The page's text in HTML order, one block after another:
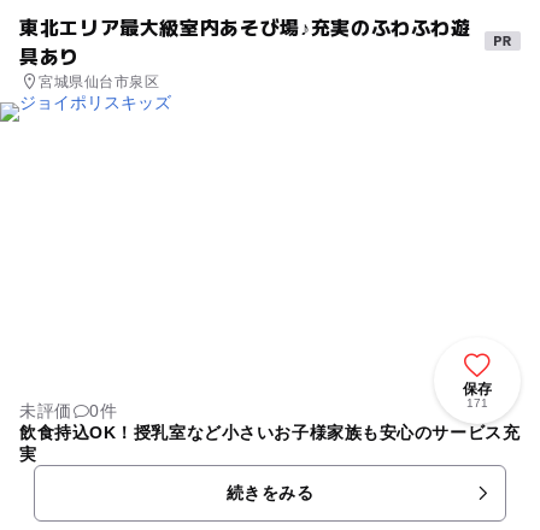
東北エリア最大級室内あそび場♪充実のふわふわ遊
具あり
宮城県仙台市泉区
保存
171
未評価
0件
飲食持込OK！授乳室など小さいお子様家族も安心のサービス充
実
続きをみる